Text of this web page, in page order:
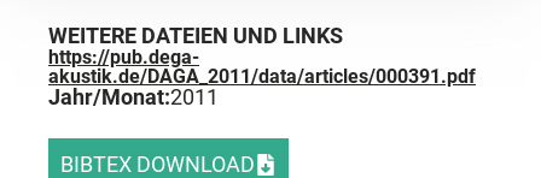
WEITERE DATEIEN UND LINKS
https://pub.dega-
akustik.de/DAGA_2011/data/articles/000391.pdf
Jahr/Monat:2011
BIBTEX DOWNLOAD